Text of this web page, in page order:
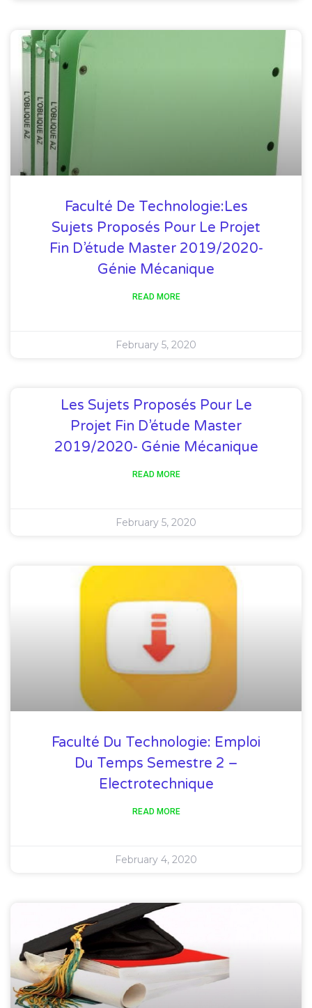
Faculté De Technologie:Les
Sujets Proposés Pour Le Projet
Fin D’étude Master 2019/2020-
Génie Mécanique
READ MORE
February 5, 2020
Les Sujets Proposés Pour Le
Projet Fin D’étude Master
2019/2020- Génie Mécanique
READ MORE
February 5, 2020
Faculté Du Technologie: Emploi
Du Temps Semestre 2 –
Electrotechnique
READ MORE
February 4, 2020